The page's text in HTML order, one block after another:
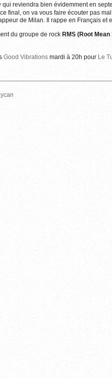
qui reviendra bien évidemment en
final, on va vous faire écouter pas
de Milan. Il rappe en Français et
du groupe de rock RMS (Root
Good Vibrations mardi à 20h pour Le